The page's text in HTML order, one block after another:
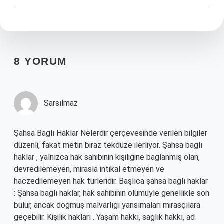
8 YORUM
Sarsılmaz
Şahsa Bağlı Haklar Nelerdir çerçevesinde verilen bilgiler
düzenli, fakat metin biraz tekdüze ilerliyor. Şahsa bağlı
haklar , yalnızca hak sahibinin kişiliğine bağlanmış olan,
devredilemeyen, mirasla intikal etmeyen ve
haczedilemeyen hak türleridir. Başlıca şahsa bağlı haklar
: Şahsa bağlı haklar, hak sahibinin ölümüyle genellikle son
bulur, ancak doğmuş malvarlığı yansımaları mirasçılara
geçebilir. Kişilik hakları . Yaşam hakkı, sağlık hakkı, ad